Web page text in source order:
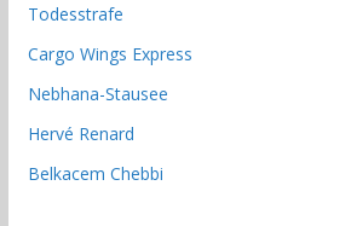
Todesstrafe
Cargo Wings Express
Nebhana-Stausee
Hervé Renard
Belkacem Chebbi